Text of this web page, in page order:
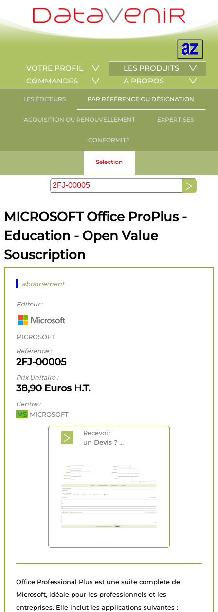
VOTRE PROFIL
LES PRODUITS
COMMANDES
A PROPOS
LES ÉDITEURS PAR RÉFÉRENCE OU DÉSIGNATION
ACQUISITION OU RENOUVELLEMENT EXPERTISES
CONFORMITÉ
Sélection
MICROSOFT Office ProPlus -
Education - Open Value
Souscription
abonnement
Editeur :
MICROSOFT
Référence :
2FJ-00005
Prix Unitaire :
38,90 Euros H.T.
Centre :
MS MICROSOFT
Recevoir
un Devis ? ...
Office Professional Plus est une suite complète de
Microsoft, idéale pour les professionnels et les
entreprises. Elle inclut les applications suivantes :